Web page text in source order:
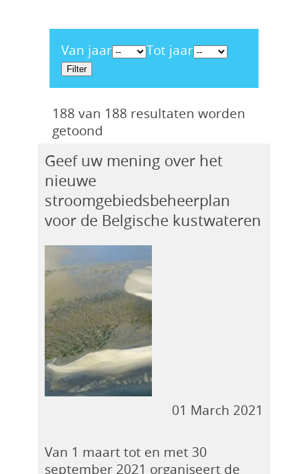
Van jaar Tot jaar
188 van 188 resultaten worden
getoond
Geef uw mening over het
nieuwe
stroomgebiedsbeheerplan
voor de Belgische kustwateren
01 March 2021
Van 1 maart tot en met 30
september 2021 organiseert de